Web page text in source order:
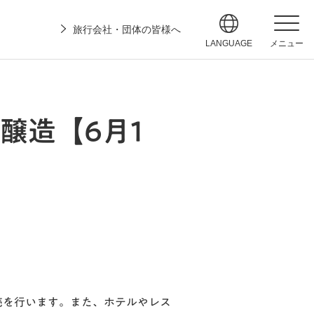
旅行会社・団体の皆様へ
LANGUAGE メニュー
造【6月1
行います。また、ホテルやレス